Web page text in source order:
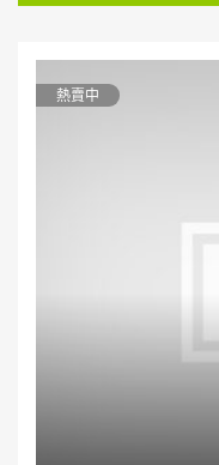
熱賣中